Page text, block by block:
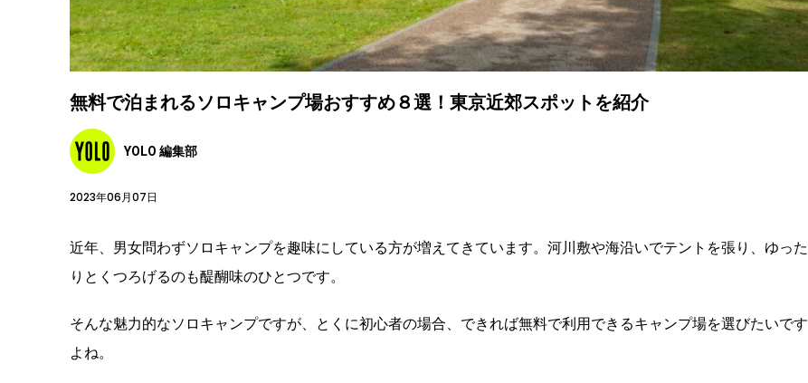
無料で泊まれるソロキャンプ場おすすめ８選！東京近郊スポットを紹介
YOLO 編集部
2023年06月07日
近年、男女問わずソロキャンプを趣味にしている方が増えてきています。河川敷や海沿いでテントを張り、ゆった
りとくつろげるのも醍醐味のひとつです。
そんな魅力的なソロキャンプですが、とくに初心者の場合、できれば無料で利用できるキャンプ場を選びたいです
よね。